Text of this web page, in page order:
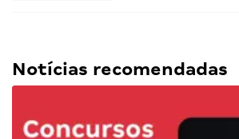
Notícias recomendadas